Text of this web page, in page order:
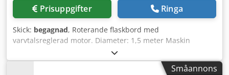
Prisuppgifter Ringa
Skick: begagnad, Roterande flaskbord med
varvtalsreglerad motor. Diameter: 1,5 meter Maskin
(tillägg): med varvtalsreglerad motor Diameter: 1500 mm
Dodpjw Tml Ssfx Ai Tock Utrustning: Varvtalsreglerad
Småannons